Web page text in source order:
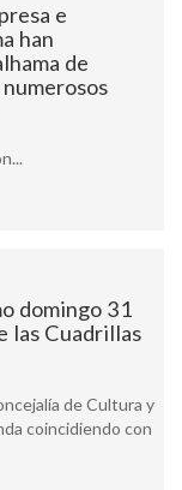
e
han
de
domingo 31
las Cuadrillas
de Cultura y
coincidiendo con